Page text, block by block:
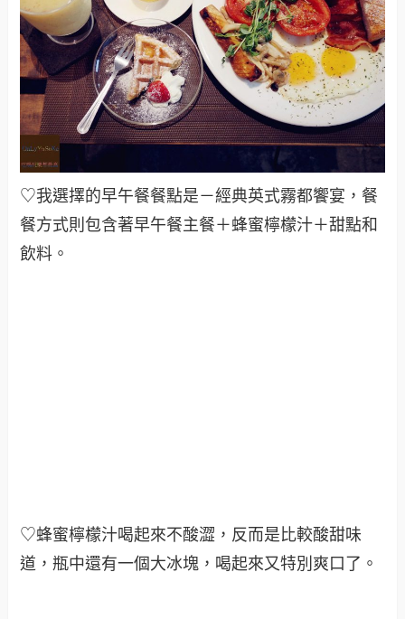
♡我選擇的早午餐餐點是－經典英式霧都饗宴，餐
餐方式則包含著早午餐主餐＋蜂蜜檸檬汁＋甜點和
飲料 。
♡蜂蜜檸檬汁喝起來不酸澀，反而是比較酸甜味
道，瓶中還有一個大冰塊，喝起來又特別爽口了 。